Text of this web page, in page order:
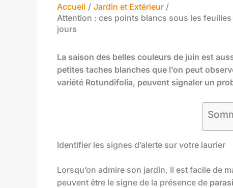
Accueil
Jardin et Extérieur
Attention : ces points blancs sous les
jours
La saison des belles couleurs de juin est
petites taches blanches que l’on peut
variété Rotundifolia, peuvent signaler un
Identifier les signes d’alerte sur votre laurier
Lorsqu’on admire son jardin, il est facile de
peuvent être le signe de la présence de